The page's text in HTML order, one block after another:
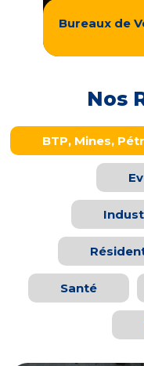
Bureaux de
Nos
BTP, Mines,
Santé